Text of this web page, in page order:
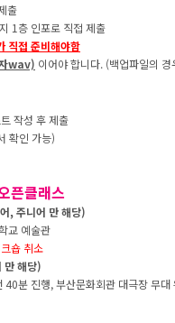
출
1층 인포로 직접 제출
직접 준비해야함
wav) 이어야 합니다. (백업파일의
작성 후 제출
확인 가능)
픈클래스
, 주니어 만 해당)
교 예술관
숍 취소
만 해당)
분 진행, 부산문화회관 대극장 무대